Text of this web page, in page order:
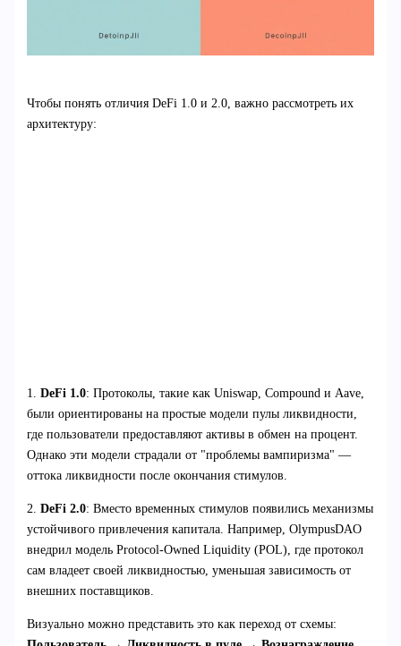
Чтобы понять отличия DeFi 1.0 и 2.0, важно рассмотреть их
архитектуру:
1. DeFi 1.0: Протоколы, такие как Uniswap, Compound и Aave,
были ориентированы на простые модели пулы ликвидности,
где пользователи предоставляют активы в обмен на процент.
Однако эти модели страдали от "проблемы вампиризма" —
оттока ликвидности после окончания стимулов.
2. DeFi 2.0: Вместо временных стимулов появились механизмы
устойчивого привлечения капитала. Например, OlympusDAO
внедрил модель Protocol-Owned Liquidity (POL), где протокол
сам владеет своей ликвидностью, уменьшая зависимость от
внешних поставщиков.
Визуально можно представить это как переход от схемы: